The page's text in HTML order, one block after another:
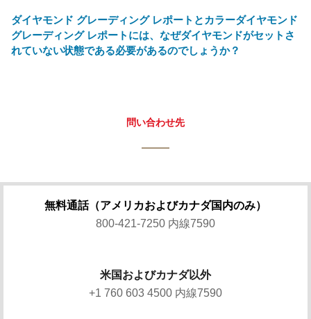
ダイヤモンド グレーディング レポートとカラーダイヤモンド
グレーディング レポートには、なぜダイヤモンドがセットさ
れていない状態である必要があるのでしょうか？
問い合わせ先
無料通話（アメリカおよびカナダ国内のみ）
800-421-7250 内線7590
米国およびカナダ以外
+1 760 603 4500 内線7590